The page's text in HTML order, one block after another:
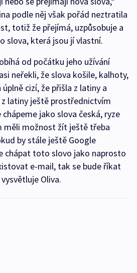
podle něj však pořád neztratila
totiž že přejímá, uzpůsobuje a
slova, která jsou jí vlastní.
od počátku jeho užívání
neřekli, že slova košile, kalhoty,
cizí, že přišla z latiny a
latiny ještě prostřednictvím
chápeme jako slova česká, ryze
měli možnost žít ještě třeba
by stále ještě Google
chápat toto slovo jako naprosto
e-mail, tak se bude říkat
Oliva.